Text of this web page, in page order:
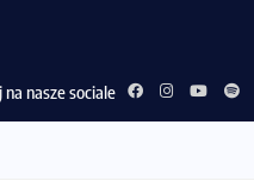
nasze sociale